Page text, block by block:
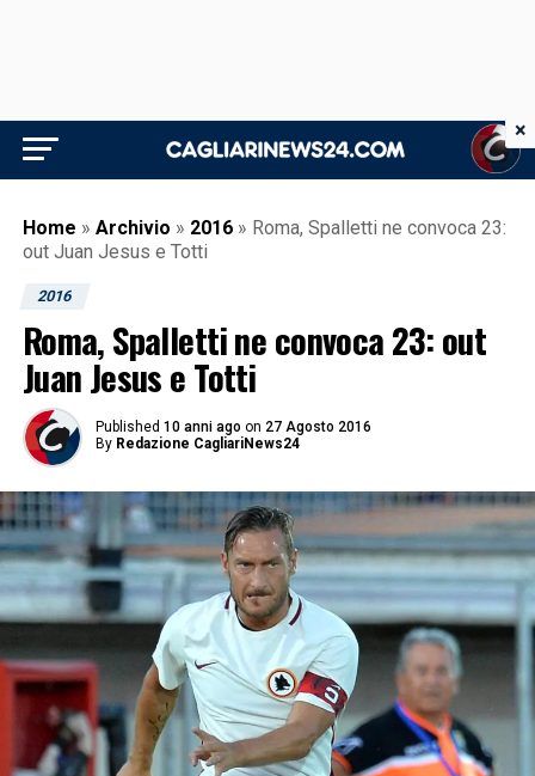
Home » Archivio » 2016 » Roma, Spalletti ne convoca 23:
out Juan Jesus e Totti
2016
Roma, Spalletti ne convoca 23: out
Juan Jesus e Totti
Published 10 anni ago on 27 Agosto 2016
By Redazione CagliariNews24
×